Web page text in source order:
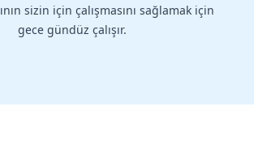
sizin için çalışmasını sağlamak için
gece gündüz çalışır.